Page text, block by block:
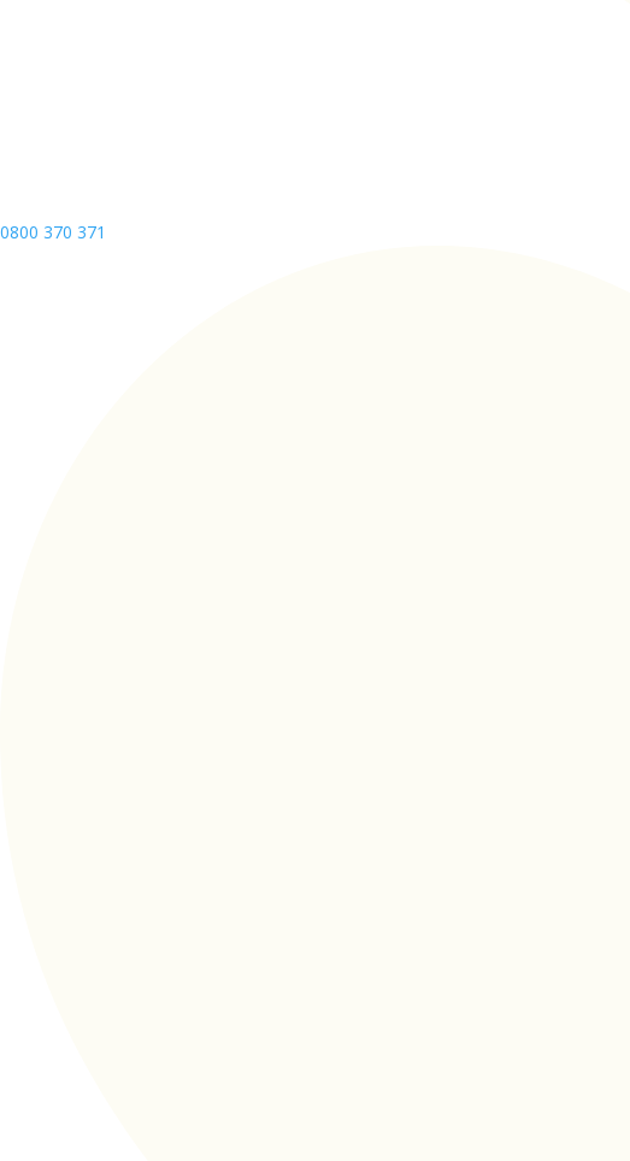
0800 370 371